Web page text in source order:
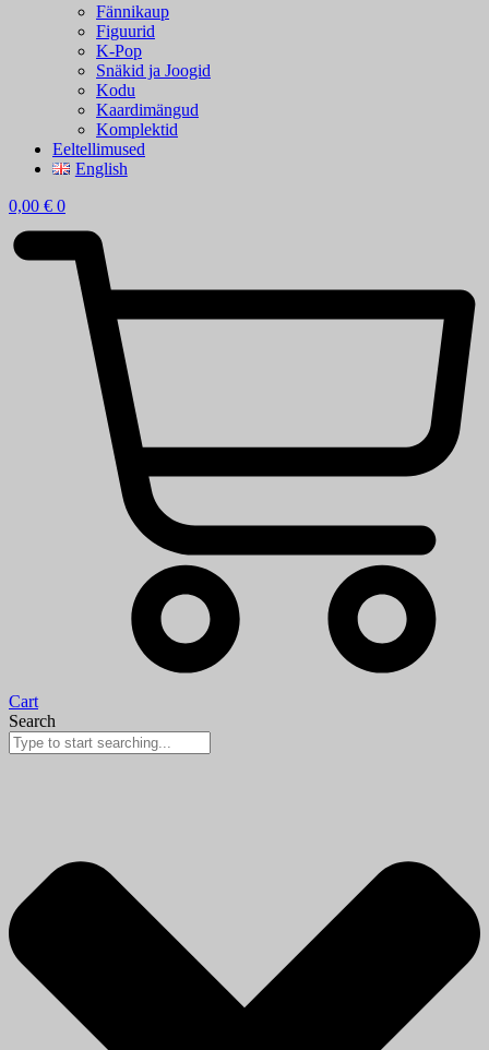
Fännikaup
Figuurid
K-Pop
Snäkid ja Joogid
Kodu
Kaardimängud
Komplektid
Eeltellimused
English
0,00 € 0
Cart
Search